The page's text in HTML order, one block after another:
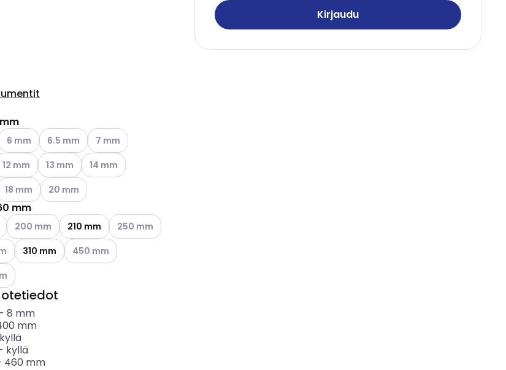
Kirjaudu
vaihtoehdot
olevat vaihtoehdot
käytettävissä olevat vaihtoehdot
6 mm Katso käytettävissä olevat vaihtoehdot
6.5 mm Katso käytettävissä olevat vaihtoehdot
7 mm
käytettävissä olevat vaihtoehdot
12 mm Katso käytettävissä olevat vaihtoehdot
13 mm Katso käytettävissä olevat vaihtoehdot
14 mm
vaihtoehdot
olevat vaihtoehdot
käytettävissä olevat vaihtoehdot
18 mm Katso käytettävissä olevat vaihtoehdot
20 mm
mm
Katso käytettävissä olevat vaihtoehdot
200 mm 210 mm Katso käytettävissä olevat vaihtoehdot
250 mm
olevat vaihtoehdot
310 mm Katso käytettävissä olevat vaihtoehdot
450 mm
olevat vaihtoehdot
8 mm
mm
kyllä
kyllä
460 mm